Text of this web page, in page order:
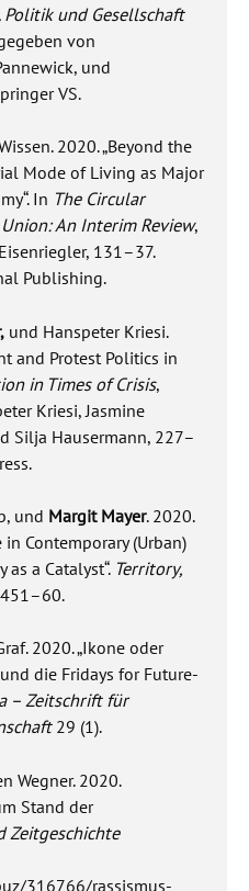
Politik und Gesellschaft
von
und
VS.
2020. „Beyond the
Mode of Living as Major
In The Circular
An Interim Review,
131–37.
Publishing.
und Hanspeter Kriesi.
and Protest Politics in
in Times of Crisis,
Kriesi, Jasmine
Silja Hausermann, 227–
und Margit Mayer. 2020.
Contemporary (Urban)
a Catalyst“. Territory,
2020. „Ikone oder
die Fridays for Future-
– Zeitschrift für
29 (1).
Wegner. 2020.
Stand der
Zeitgeschichte
316766/rassismus-